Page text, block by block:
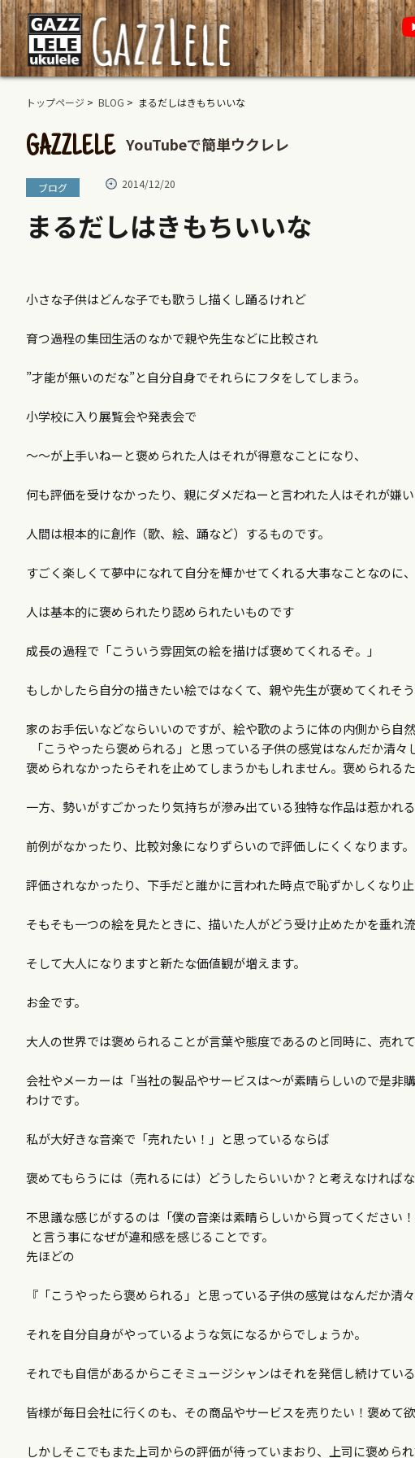
トップページ > BLOG > まるだしはきもちいいな
GAZZLELE YouTubeで簡単ウクレレ
ブログ 2014/12/20
まるだしはきもちいいな
小さな子供はどんな子でも歌うし描くし踊るけれど
育つ過程の集団生活のなかで親や先生などに比較され
”才能が無いのだな”と自分自身でそれらにフタをしてしまう。
小学校に入り展覧会や発表会で
～～が上手いねーと褒められた人はそれが得意なことになり、
何も評価を受けなかったり、親にダメだねーと言われた人はそれが嫌い
人間は根本的に創作（歌、絵、踊など）するものです。
すごく楽しくて夢中になれて自分を輝かせてくれる大事なことなのに
人は基本的に褒められたり認められたいものです
成長の過程で「こういう雰囲気の絵を描けば褒めてくれるぞ。」
もしかしたら自分の描きたい絵ではなくて、親や先生が褒めてくれそ
家のお手伝いなどならいいのですが、絵や歌のように体の内側から自
「こうやったら褒められる」と思っている子供の感覚はなんだか清々
褒められなかったらそれを止めてしまうかもしれません。褒められる
一方、勢いがすごかったり気持ちが滲み出ている独特な作品は惹かれ
前例がなかったり、比較対象になりずらいので評価しにくくなります。
評価されなかったり、下手だと誰かに言われた時点で恥ずかしくなり止
そもそも一つの絵を見たときに、描いた人がどう受け止めたかを垂れ
そして大人になりますと新たな価値観が増えます。
お金です。
大人の世界では褒められることが言葉や態度であるのと同時に、売れ
会社やメーカーは「当社の製品やサービスは～が素晴らしいので是非
わけです。
私が大好きな音楽で「売れたい！」と思っているならば
褒めてもらうには（売れるには）どうしたらいいか？と考えなければな
不思議な感じがするのは「僕の音楽は素晴らしいから買ってください！
と言う事になぜが違和感を感じることです。
先ほどの
『「こうやったら褒められる」と思っている子供の感覚はなんだか清々
それを自分自身がやっているような気になるからでしょうか。
それでも自信があるからこそミュージシャンはそれを発信し続けてい
皆様が毎日会社に行くのも、その商品やサービスを売りたい！褒めて
しかしそこでもまた上司からの評価が待っていまおり、上司に褒めら